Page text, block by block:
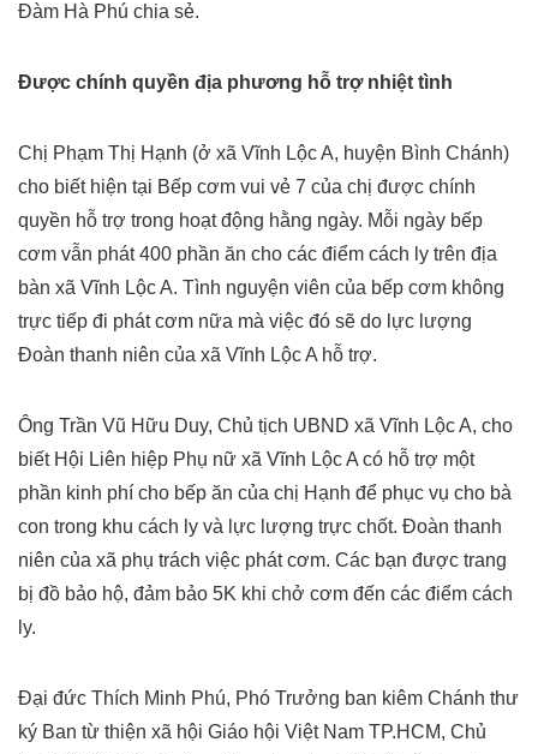
Đàm Hà Phú chia sẻ.
Được chính quyền địa phương hỗ trợ nhiệt tình
Chị Phạm Thị Hạnh (ở xã Vĩnh Lộc A, huyện Bình Chánh)
cho biết hiện tại Bếp cơm vui vẻ 7 của chị được chính
quyền hỗ trợ trong hoạt động hằng ngày. Mỗi ngày bếp
cơm vẫn phát 400 phần ăn cho các điểm cách ly trên địa
bàn xã Vĩnh Lộc A. Tình nguyện viên của bếp cơm không
trực tiếp đi phát cơm nữa mà việc đó sẽ do lực lượng
Đoàn thanh niên của xã Vĩnh Lộc A hỗ trợ.
Ông Trần Vũ Hữu Duy, Chủ tịch UBND xã Vĩnh Lộc A, cho
biết Hội Liên hiệp Phụ nữ xã Vĩnh Lộc A có hỗ trợ một
phần kinh phí cho bếp ăn của chị Hạnh để phục vụ cho bà
con trong khu cách ly và lực lượng trực chốt. Đoàn thanh
niên của xã phụ trách việc phát cơm. Các bạn được trang
bị đồ bảo hộ, đảm bảo 5K khi chở cơm đến các điểm cách
ly.
Đại đức Thích Minh Phú, Phó Trưởng ban kiêm Chánh thư
ký Ban từ thiện xã hội Giáo hội Việt Nam TP.HCM, Chủ